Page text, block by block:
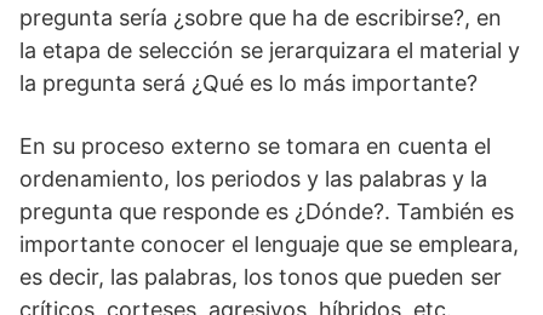
pregunta sería ¿sobre que ha de escribirse?, en
la etapa de selección se jerarquizara el material y
la pregunta será ¿Qué es lo más importante?
En su proceso externo se tomara en cuenta el
ordenamiento, los periodos y las palabras y la
pregunta que responde es ¿Dónde?. También es
importante conocer el lenguaje que se empleara,
es decir, las palabras, los tonos que pueden ser
críticos, corteses, agresivos, híbridos, etc.